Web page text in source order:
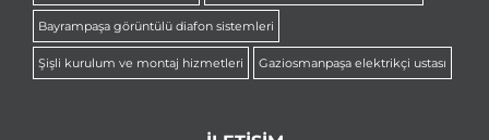
Bayrampaşa görüntülü diafon sistemleri
Şişli kurulum ve montaj hizmetleri Gaziosmanpaşa elektrikçi ustası